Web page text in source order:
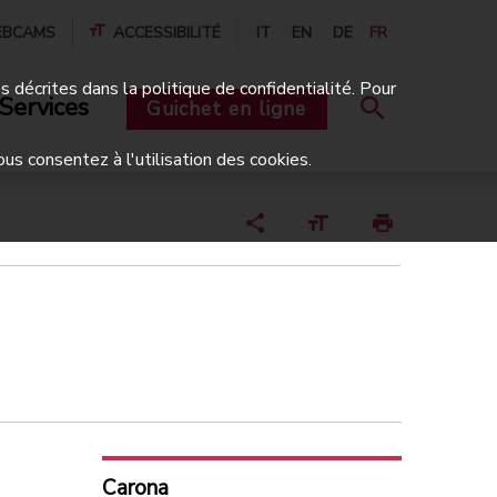
ACCESSIBILITÉ IT EN DE FR
Guichet en ligne
Carona
décrites dans la politique de confidentialité. Pour
consentez à l'utilisation des cookies.